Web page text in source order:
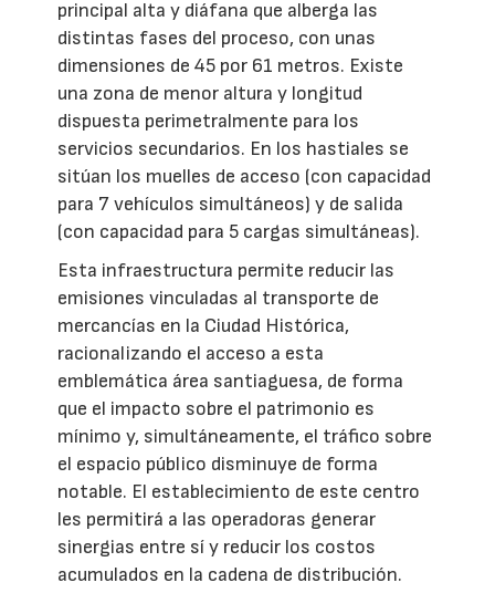
principal alta y diáfana que alberga las
distintas fases del proceso, con unas
dimensiones de 45 por 61 metros. Existe
una zona de menor altura y longitud
dispuesta perimetralmente para los
servicios secundarios. En los hastiales se
sitúan los muelles de acceso (con capacidad
para 7 vehículos simultáneos) y de salida
(con capacidad para 5 cargas simultáneas).
Esta infraestructura permite reducir las
emisiones vinculadas al transporte de
mercancías en la Ciudad Histórica,
racionalizando el acceso a esta
emblemática área santiaguesa, de forma
que el impacto sobre el patrimonio es
mínimo y, simultáneamente, el tráfico sobre
el espacio público disminuye de forma
notable. El establecimiento de este centro
les permitirá a las operadoras generar
sinergias entre sí y reducir los costos
acumulados en la cadena de distribución.